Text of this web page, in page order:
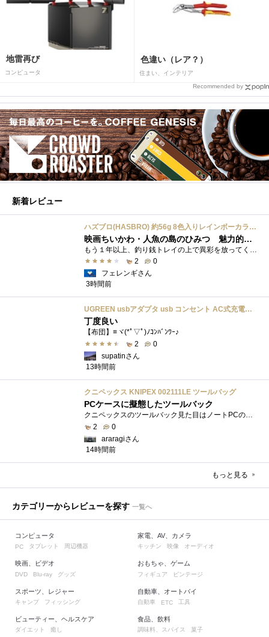
地雷再び
コンピュータ
色違い（レア？）
住まい、インテリア
Recommended by
新着レビュー
ハズブロ(HASBRO) 約56g 8色入りレインボーカラーのプレイ・ドー、新学期用品、2才以上のプリスクールの子供向け、子供向けのアート&クラフト 粘土 ねんど、こどもの日、子供の日プレゼント
映画ちいかわ・人魚の島のひみつ 魅力的なビラン：セイレーンを造ってみた
2
0
フェレンギさん
3時間前
UGREEN usbアダプタ usb コンセント AC式充電器 3.1A PSE認証済み 折りたたみ式プラグ 2ポート
丁度良い
【布団】≡ヾ(*ﾟ▽ﾟ)ﾉｺﾝﾊﾞﾝﾜｰ♪
2
0
supatinさん
13時間前
クニペックス KNIPEX 002111LE ツールバッグ
PCケースに擬態したツールバック
クニペックスのツールバック見た目はノートPCのバックみたい。中には工具を入れるポケットや工具を固定するゴムバンドが付いています。
2
0
araragiさん
14時間前
もっと見る
カテゴリーからレビューを探す 一覧へ
コンピュータ
PC タブレット 周辺機器
映画、ビデオ
DVD Blu-ray グッズ
スポーツ、レジャー
キャンプ フィッシング
ビューティー、ヘルスケア
ダイエット 癒し
家電、AV、カメラ
キッチン 映像 オーディオ
おもちゃ、ゲーム
フィギュア ビンテージ
自動車、オートバイ
自動車 ETC 工具
食品、飲料
調味料、スパイス 菓子